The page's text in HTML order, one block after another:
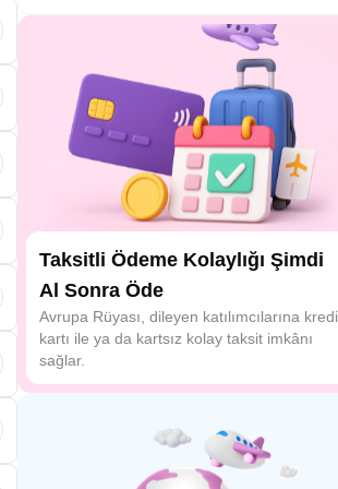
Taksitli Ödeme Kolaylığı Şimdi
Al Sonra Öde
Avrupa Rüyası, dileyen katılımcılarına kredi
kartı ile ya da kartsız kolay taksit imkânı
sağlar.